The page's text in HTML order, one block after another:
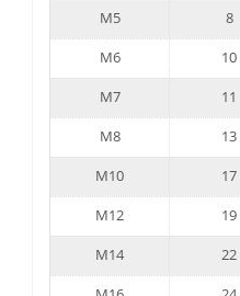
M5 8
M6 10
M7 11
M8 13
M10 17
M12 19
M14 22